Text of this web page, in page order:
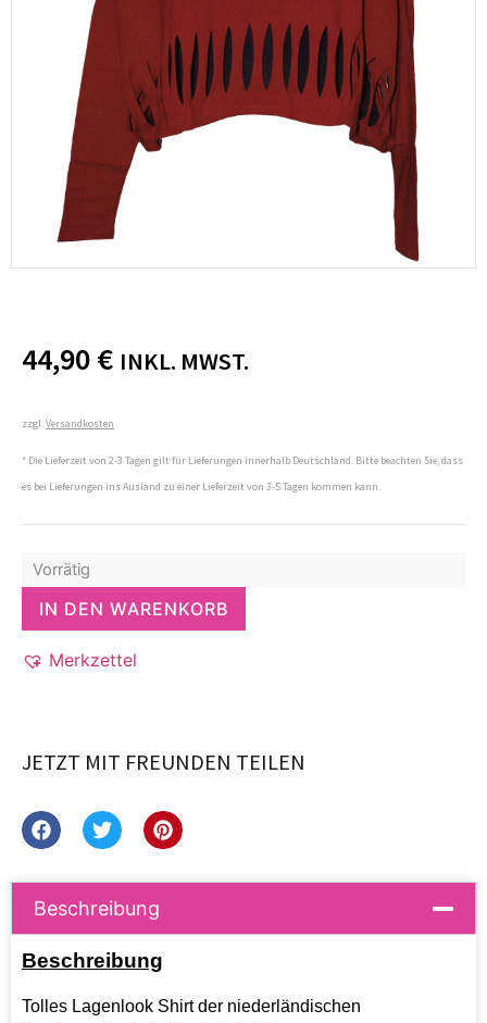
44,90€ INKL. MWST.
zzgl.Versandkosten
* Die Lieferzeit von 2-3 Tagen gilt für Lieferungen innerhalb Deutschland. Bitte beachten Sie, dass
es bei Lieferungen ins Ausland zu einer Lieferzeit von 3-5 Tagen kommen kann.
Vorrätig
IN DEN WARENKORB
Merkzettel
JETZT MIT FREUNDEN TEILEN
Beschreibung
Beschreibung
Tolles Lagenlook Shirt der niederländischen